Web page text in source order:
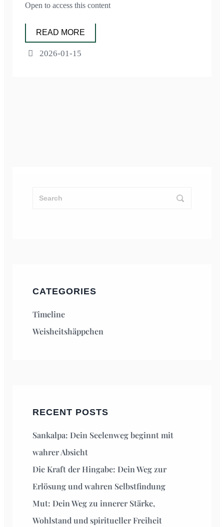
Open to access this content
READ MORE
2026-01-15
CATEGORIES
Timeline
Weisheitshäppchen
RECENT POSTS
Sankalpa: Dein Seelenweg beginnt mit
wahrer Absicht
Die Kraft der Hingabe: Dein Weg zur
Erlösung und wahren Selbstfindung
Mut: Dein Weg zu innerer Stärke,
Wohlstand und spiritueller Freiheit